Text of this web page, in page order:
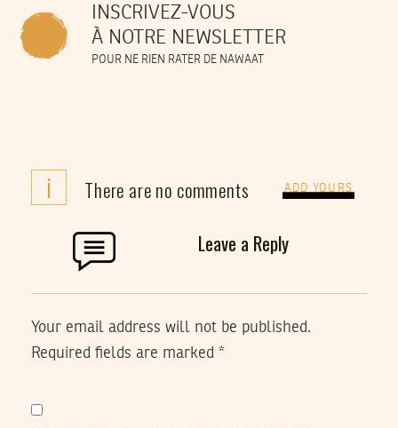
INSCRIVEZ-VOUS
À NOTRE NEWSLETTER
POUR NE RIEN RATER DE NAWAAT
i There are no comments ADD YOURS
Leave a Reply
Your email address will not be published.
Required fields are marked *